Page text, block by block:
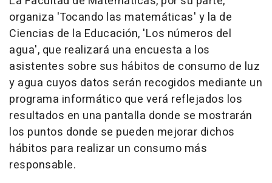
organiza 'Tocando las matemáticas' y la de
Ciencias de la Educación, 'Los números del
agua', que realizará una encuesta a los
asistentes sobre sus hábitos de consumo de luz
y agua cuyos datos serán recogidos mediante un
programa informático que verá reflejados los
resultados en una pantalla donde se mostrarán
los puntos donde se pueden mejorar dichos
hábitos para realizar un consumo más
responsable.